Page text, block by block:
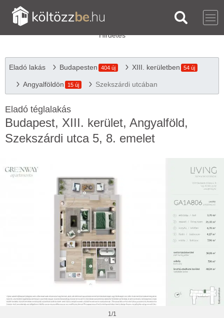
Eladó lakás Budapesten 404 új XIII. kerületben 54 új
Angyalföldön 15 új Szekszárdi utcában
Eladó téglalakás
Budapest, XIII. kerület, Angyalföld,
Szekszárdi utca 5, 8. emelet
1/1